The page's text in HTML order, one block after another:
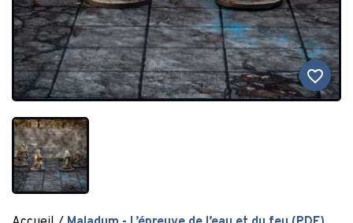
favorite_border